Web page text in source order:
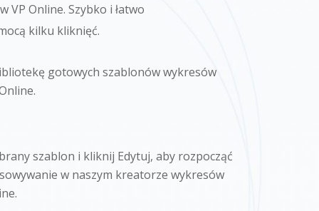
Online. Szybko i łatwo
kilku kliknięć.
gotowych szablonów wykresów
szablon i kliknij Edytuj, aby rozpocząć
w naszym kreatorze wykresów